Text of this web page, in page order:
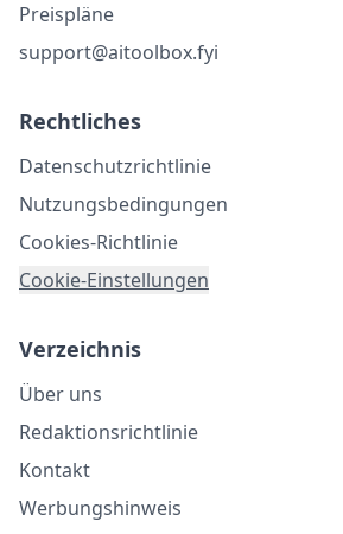
Preispläne
support@aitoolbox.fyi
Rechtliches
Datenschutzrichtlinie
Nutzungsbedingungen
Cookies-Richtlinie
Cookie-Einstellungen
Verzeichnis
Über uns
Redaktionsrichtlinie
Kontakt
Werbungshinweis